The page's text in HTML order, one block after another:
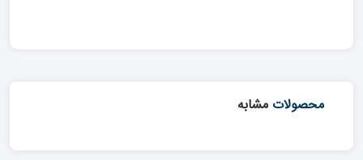
محصولات مشابه